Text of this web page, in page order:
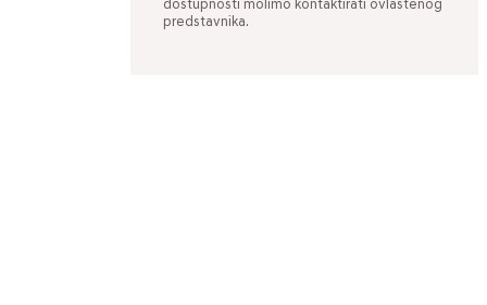
dostupnosti molimo kontaktirati ovlaštenog
predstavnika.